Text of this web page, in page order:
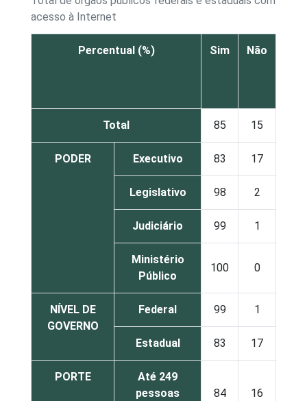
acesso à Internet
Percentual (%) Sim Não
Total 85 15
PODER Executivo 83 17
Legislativo 98 2
Judiciário 99 1
Ministério
Público
100 0
NÍVEL DE
GOVERNO
Federal 99 1
Estadual 83 17
PORTE
Até 249
pessoas
84 16